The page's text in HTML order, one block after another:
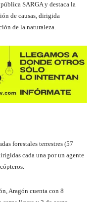
SARGA y destaca la
de causas, dirigida
de la naturaleza.
forestales terrestres (57
cada una por un agente
Aragón cuenta con 8